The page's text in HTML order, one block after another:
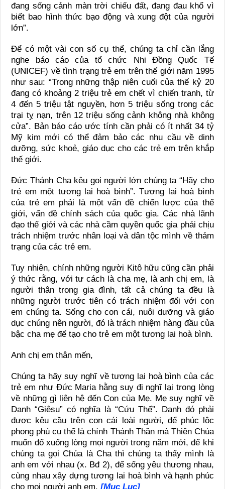
đang sống cảnh màn trời chiếu đất, đang đau khổ vì
biết bao hình thức bạo động và xung đột của người
lớn”.
Để có một vài con số cụ thể, chúng ta chỉ cần lắng
nghe báo cáo của tổ chức Nhi Đồng Quốc Tế
(UNICEF) về tình trạng trẻ em trên thế giới năm 1995
như sau: “Trong những thập niên cuối của thế kỷ 20
đang có khoảng 2 triệu trẻ em chết vì chiến tranh, từ
4 đến 5 triệu tật nguyền, hơn 5 triệu sống trong các
trại tỵ nạn, trên 12 triệu sống cảnh không nhà không
cửa”. Bản báo cáo ước tính cần phải có ít nhất 34 tỷ
Mỹ kim mới có thể đảm bảo các nhu cầu về dinh
dưỡng, sức khoẻ, giáo dục cho các trẻ em trên khắp
thế giới.
Đức Thánh Cha kêu gọi người lớn chúng ta “Hãy cho
trẻ em một tương lai hoà bình”. Tương lai hoà bình
của trẻ em phải là một vấn đề chiến lược của thế
giới, vấn đề chính sách của quốc gia. Các nhà lãnh
đạo thế giới và các nhà cầm quyền quốc gia phải chịu
trách nhiệm trước nhân loại và dân tộc mình về thảm
trạng của các trẻ em.
Tuy nhiên, chính những người Kitô hữu cũng cần phải
ý thức rằng, với tư cách là cha mẹ, là anh chị em, là
người thân trong gia đình, tất cả chúng ta đều là
những người trước tiên có trách nhiệm đối với con
em chúng ta. Sống cho con cái, nuôi dưỡng và giáo
dục chúng nên người, đó là trách nhiệm hàng đầu của
bậc cha mẹ để tạo cho trẻ em một tương lai hoà bình.
Anh chị em thân mến,
Chúng ta hãy suy nghĩ về tương lai hoà bình của các
trẻ em như Đức Maria hằng suy đi nghĩ lại trong lòng
về những gì liên hệ đến Con của Mẹ. Mẹ suy nghĩ về
Danh “Giêsu” có nghĩa là “Cứu Thế”. Danh đó phải
được kêu cầu trên con cái loài người, để phúc lộc
phong phú cụ thể là chính Thánh Thần mà Thiên Chúa
muốn đổ xuống lòng mọi người trong năm mới, để khi
chúng ta gọi Chúa là Cha thì chúng ta thấy mình là
anh em với nhau (x. Bđ 2), để sống yêu thương nhau,
cùng nhau xây dựng tương lai hoà bình và hạnh phúc
cho mọi người anh em.[Mục Lục]